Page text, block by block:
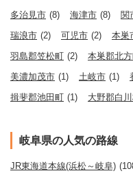
多治見市 (8) 海津市 (8) 関
瑞浪市 (2) 可児市 (2) 本巣
羽島郡笠松町 (2) 本巣郡北
美濃加茂市 (1) 土岐市 (1)
揖斐郡池田町 (1) 大野郡白
岐阜県の人気の路線
JR東海道本線(浜松～岐阜)